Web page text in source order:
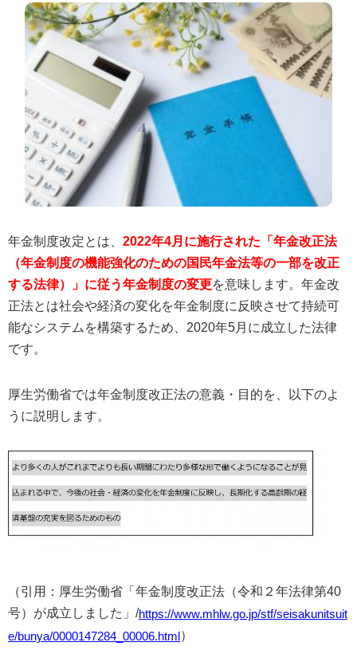
年金制度改定とは、 2022年4月に施行された「年金改正法
（年金制度の機能強化のための国民年金法等の一部を改正
する法律）」に従う年金制度の変更を意味します。年金改
正法とは社会や経済の変化を年金制度に反映させて持続可
能なシステムを構築するため、2020年5月に成立した法律
です。
厚生労働省では年金制度改正法の意義・目的を、以下のよ
うに説明します。
（引用：厚生労働省「年金制度改正法（令和２年法律第40
号）が成立しました」/https://www.mhlw.go.jp/stf/seisakunitsuit
e/bunya/0000147284_00006.html）